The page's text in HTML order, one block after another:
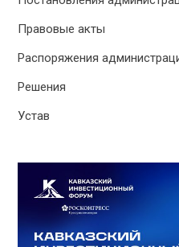
Правовые акты
Распоряжения
Решения
Устав